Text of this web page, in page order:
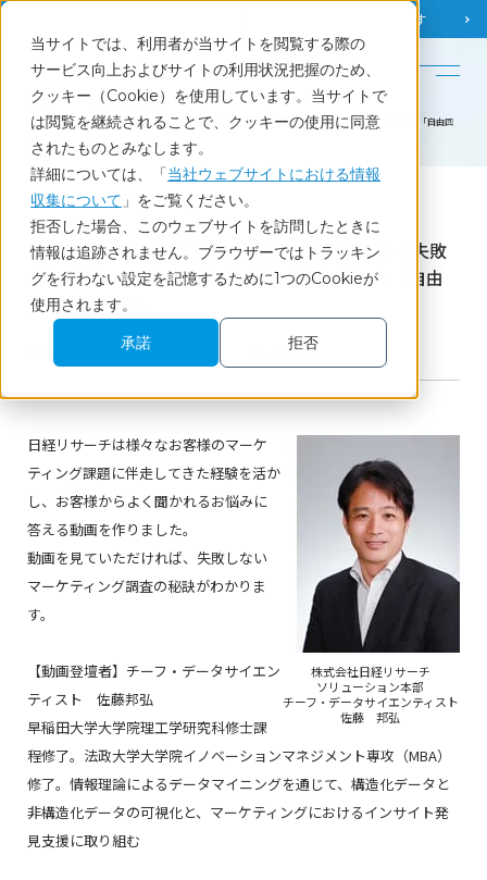
当サイトでは、利用者が当サイトを閲覧する際の
サービス向上およびサイトの利用状況把握のため、
クッキー（Cookie）を使用しています。当サイトで
は閲覧を継続されることで、クッキーの使用に同意
されたものとみなします。
詳細については、「当社ウェブサイトにおける情報
収集について 」をご覧ください。
拒否した場合、このウェブサイトを訪問したときに
情報は追跡されません。ブラウザーではトラッキン
グを行わない設定を記憶するために1つのCookieが
使用されます。
承諾
拒否
お役立ち情報を探す
English
20分でわかる顧客インサイト発掘 実践動画もう失敗しないマーケティング調査～顧客理解のための「自由回
答」活用法～
Report
20分でわかる顧客インサイト発掘 実践動画もう失敗
しないマーケティング調査～顧客理解のための「自由
回答」活用法～
マーケティング セミナーレポート
株式会社日経リサーチ
ソリューション本部
チーフ・データサイエンティスト
佐藤 邦弘
日経リサーチは様々なお客様のマーケ
ティング課題に伴走してきた経験を活か
し、お客様からよく聞かれるお悩みに
答える動画を作りました。
動画を見ていただければ、失敗しない
マーケティング調査の秘訣がわかりま
す。
【動画登壇者】チーフ・データサイエン
ティスト 佐藤邦弘
早稲田大学大学院理工学研究科修士課
程修了。法政大学大学院イノベーションマネジメント専攻（MBA）
修了。情報理論によるデータマイニングを通じて、構造化データと
非構造化データの可視化と、マーケティングにおけるインサイト発
見支援に取り組む